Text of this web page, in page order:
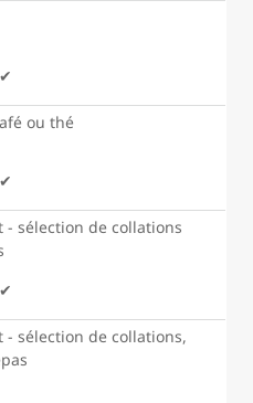
✔
ou thé
✔
sélection de collations
✔
sélection de collations,